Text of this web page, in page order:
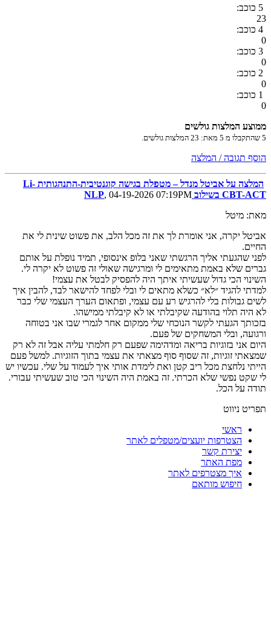
5 כוכב:
23
4 כוכב:
0
3 כוכב:
0
2 כוכב:
0
1 כוכב:
0
ממוצע המלצות גולשים
5 שהתקבלו מ 5 מאת: 23 המלצות גולשים.
הוסף תגובה / המלצה
המלצה על אביטל מנדל – מטפלת בגישה קוגנטיבית-התנהגותית Li-
CBT-ACT בשילוב NLP
, 04-19-2026 07:19PM
מאת: מיטל
אביטל יקרה, אני אומרת לך את זה מכל הלב, את פשוט שינית לי את
החיים.
לפני שהגעתי אליך הרגשתי שאני בלופ אינסופי, תמיד נופלת על אותם
גברים שלא באמת מתאימים לי ומרגישה שאולי זה פשוט לא יקרה לי.
השינוי הכי גדול שעשיתי איתך היה להפסיק לבטל את עצמי!
למדתי להגיד ״לא״ כשלא מתאים לי ובלי לפחד להישאר לבד, להבין איך
לשים גבולות בלי להרגיש רע עם עצמי, ופתאום הערך העצמי שלי כבר
לא היה תלוי בהודעה שקיבלתי או לא קיבלתי ממישהו.
בזכותך הגעתי לקשר הנוכחי שלי ממקום אחר לגמרי שבו אני בטוחה
ורגועה, ובלי המשחקים של פעם.
היום אני בזוגיות בריאה ומדהימה שפעם רק חלמתי עליה אבל זה לא רק
שמצאתי זוגיות, זה שסוף סוף מצאתי את עצמי בתוך הזוגיות. למשל פעם
הייתי נלחצת מכל ריב קטן ואת לימדת אותי איך לעמוד על שלי. עכשיו יש
לי שקט נפשי שלא הכרתי. זה באמת היה השינוי הכי טוב שעשיתי עבורי.
תודה על הכל.
תפריט ניווט
ראשי
הצטרפות יועצים/מטפלים לאתר
יצירת קשר
מפת האתר
איך מצטרפים לאתר
חיפוש מותאם